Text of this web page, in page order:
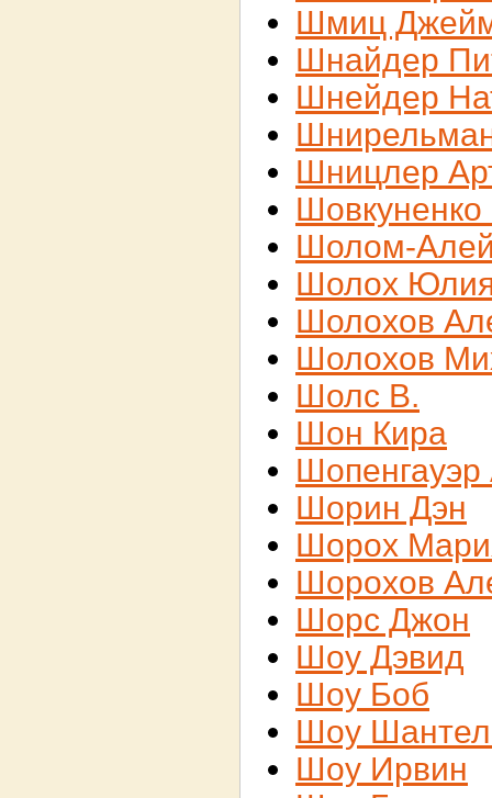
Шмиц
Шнайдер
Шнейдер
Шницлер
Шовкуненко
Шолом-
Шолох
Шолохов
Шолохов
Шолс В.
Шон Кира
Шопенгауэр
Шорин Дэн
Шорох
Шорохов
Шорс Джон
Шоу Дэвид
Шоу Боб
Шоу
Шоу Ирвин